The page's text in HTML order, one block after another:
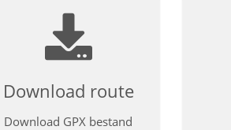
Download route
Download GPX bestand